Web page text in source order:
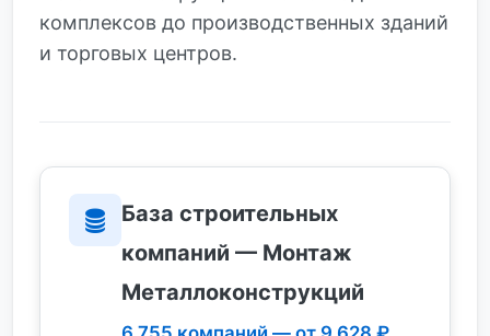
комплексов до производственных зданий
и торговых центров.
База строительных
компаний — Монтаж
Металлоконструкций